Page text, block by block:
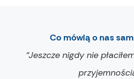
Co mówią o nas
"Jeszcze nigdy nie